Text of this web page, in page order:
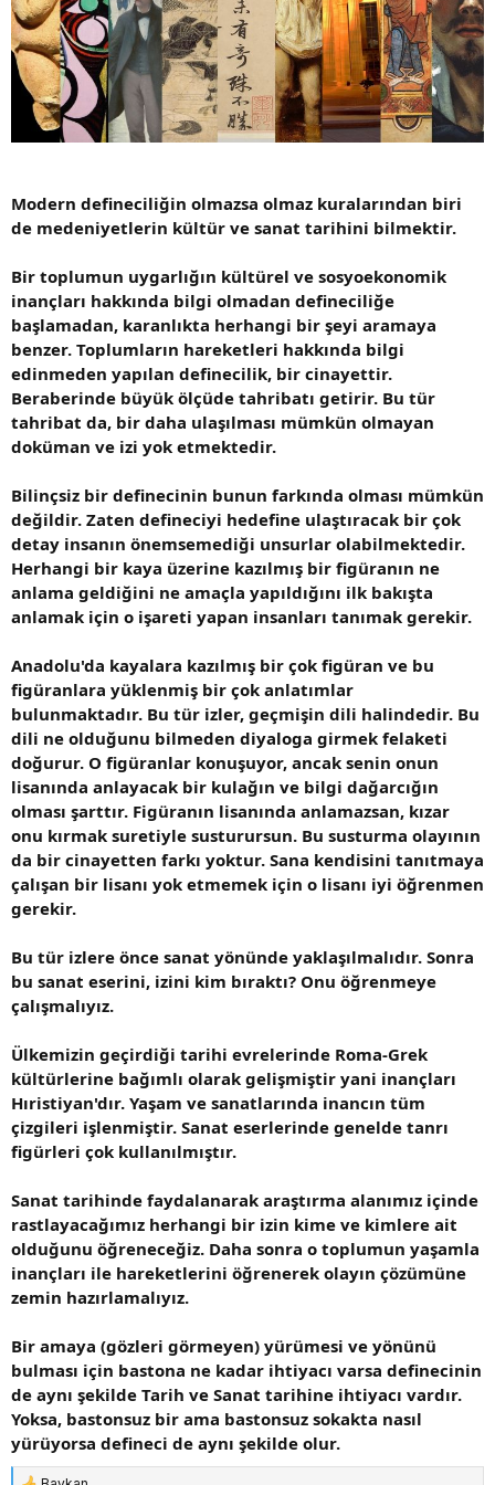
n
i
Modern defineciliğin olmazsa olmaz kuralarından biri
de medeniyetlerin kültür ve sanat tarihini bilmektir.
Bir toplumun uygarlığın kültürel ve sosyoekonomik
inançları hakkında bilgi olmadan defineciliğe
başlamadan, karanlıkta herhangi bir şeyi aramaya
benzer. Toplumların hareketleri hakkında bilgi
edinmeden yapılan definecilik, bir cinayettir.
Beraberinde büyük ölçüde tahribatı getirir. Bu tür
tahribat da, bir daha ulaşılması mümkün olmayan
doküman ve izi yok etmektedir.
Bilinçsiz bir definecinin bunun farkında olması mümkün
değildir. Zaten defineciyi hedefine ulaştıracak bir çok
detay insanın önemsemediği unsurlar olabilmektedir.
Herhangi bir kaya üzerine kazılmış bir figüranın ne
anlama geldiğini ne amaçla yapıldığını ilk bakışta
anlamak için o işareti yapan insanları tanımak gerekir.
Anadolu'da kayalara kazılmış bir çok figüran ve bu
figüranlara yüklenmiş bir çok anlatımlar
bulunmaktadır. Bu tür izler, geçmişin dili halindedir. Bu
dili ne olduğunu bilmeden diyaloga girmek felaketi
doğurur. O figüranlar konuşuyor, ancak senin onun
lisanında anlayacak bir kulağın ve bilgi dağarcığın
olması şarttır. Figüranın lisanında anlamazsan, kızar
onu kırmak suretiyle susturursun. Bu susturma olayının
da bir cinayetten farkı yoktur. Sana kendisini tanıtmaya
çalışan bir lisanı yok etmemek için o lisanı iyi öğrenmen
gerekir.
Bu tür izlere önce sanat yönünde yaklaşılmalıdır. Sonra
bu sanat eserini, izini kim bıraktı? Onu öğrenmeye
çalışmalıyız.
Ülkemizin geçirdiği tarihi evrelerinde Roma-Grek
kültürlerine bağımlı olarak gelişmiştir yani inançları
Hıristiyan'dır. Yaşam ve sanatlarında inancın tüm
çizgileri işlenmiştir. Sanat eserlerinde genelde tanrı
figürleri çok kullanılmıştır.
Sanat tarihinde faydalanarak araştırma alanımız içinde
rastlayacağımız herhangi bir izin kime ve kimlere ait
olduğunu öğreneceğiz. Daha sonra o toplumun yaşamla
inançları ile hareketlerini öğrenerek olayın çözümüne
zemin hazırlamalıyız.
Bir amaya (gözleri görmeyen) yürümesi ve yönünü
bulması için bastona ne kadar ihtiyacı varsa definecinin
de aynı şekilde Tarih ve Sanat tarihine ihtiyacı vardır.
Yoksa, bastonsuz bir ama bastonsuz sokakta nasıl
yürüyorsa defineci de aynı şekilde olur.